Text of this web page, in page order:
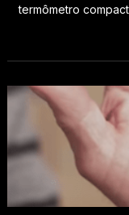
termômetro